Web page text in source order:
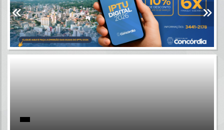
Portais
Por favor, aguarde...